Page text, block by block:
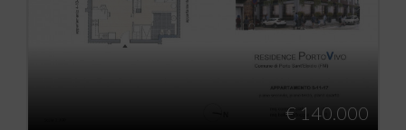
€ 140.000